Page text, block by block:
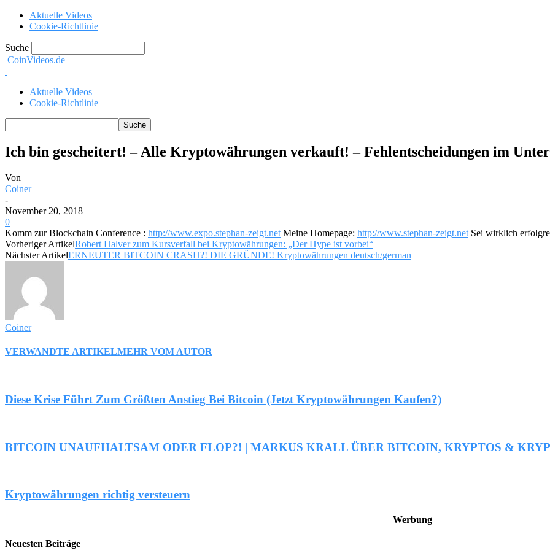
Aktuelle Videos
Cookie-Richtlinie
Suche
CoinVideos.de
Aktuelle Videos
Cookie-Richtlinie
Ich bin gescheitert! – Alle Kryptowährungen verkauft! – Fehlentscheidungen im
Von
Coiner
-
November 20, 2018
0
Komm zur Blockchain Conference : http://www.expo.stephan-zeigt.net Meine Homepage: http://www.stephan-zeigt.net Sei wirklich
Vorheriger ArtikelRobert Halver zum Kursverfall bei Kryptowährungen: „Der Hype ist vorbei“
Nächster ArtikelERNEUTER BITCOIN CRASH?! DIE GRÜNDE! Kryptowährungen deutsch/german
Coiner
VERWANDTE ARTIKELMEHR VOM AUTOR
Diese Krise Führt Zum Größten Anstieg Bei Bitcoin (Jetzt Kryptowährungen Kaufen?)
BITCOIN UNAUFHALTSAM ODER FLOP?! | MARKUS KRALL ÜBER BITCOIN, KRYPTOS &
Kryptowährungen richtig versteuern
Werbung
Neuesten Beiträge